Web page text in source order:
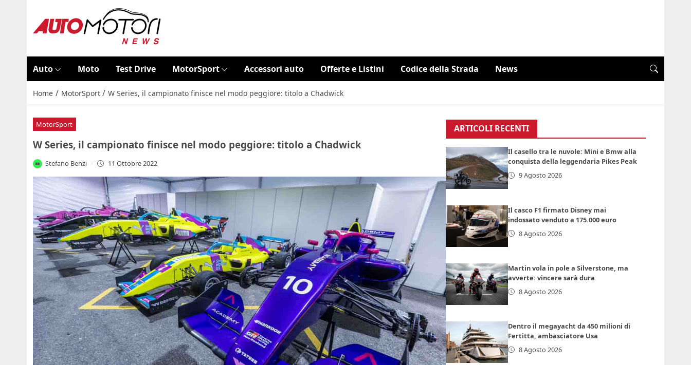
Auto Moto Test Drive MotorSport Accessori auto Offerte e Listini Codice della Strada News
Home / MotorSport / W Series, il campionato finisce nel modo peggiore: titolo a Chadwick
MotorSport
W Series, il campionato finisce nel modo peggiore: titolo a Chadwick
Stefano Benzi - 11 Ottobre 2022
ARTICOLI RECENTI
Il casello tra le nuvole: Mini e Bmw alla
conquista della leggendaria Pikes Peak
9 Agosto 2026
Il casco F1 firmato Disney mai
indossato venduto a 175.000 euro
8 Agosto 2026
Martin vola in pole a Silverstone, ma
avverte: vincere sarà dura
8 Agosto 2026
Dentro il megayacht da 450 milioni di
Fertitta, ambasciatore Usa
8 Agosto 2026